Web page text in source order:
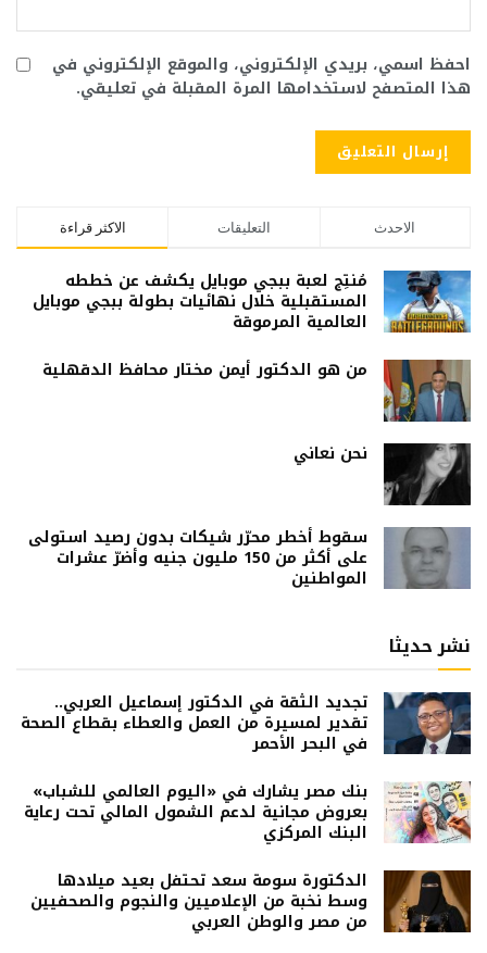
احفظ اسمي، بريدي الإلكتروني، والموقع الإلكتروني في
هذا المتصفح لاستخدامها المرة المقبلة في تعليقي.
الاكثر قراءة التعليقات الاحدث
مُنتِج لعبة ببجي موبايل يكشف عن خططه
المستقبلية خلال نهائيات بطولة ببجي موبايل
العالمية المرموقة
من هو الدكتور أيمن مختار محافظ الدقهلية
نحن نعاني
سقوط أخطر محرّر شيكات بدون رصيد استولى
على أكثر من 150 مليون جنيه وأضرّ عشرات
المواطنين
نشر حديثا
تجديد الثقة في الدكتور إسماعيل العربي..
تقدير لمسيرة من العمل والعطاء بقطاع الصحة
في البحر الأحمر
بنك مصر يشارك في «اليوم العالمي للشباب»
بعروض مجانية لدعم الشمول المالي تحت رعاية
البنك المركزي
الدكتورة سومة سعد تحتفل بعيد ميلادها
وسط نخبة من الإعلاميين والنجوم والصحفيين
من مصر والوطن العربي